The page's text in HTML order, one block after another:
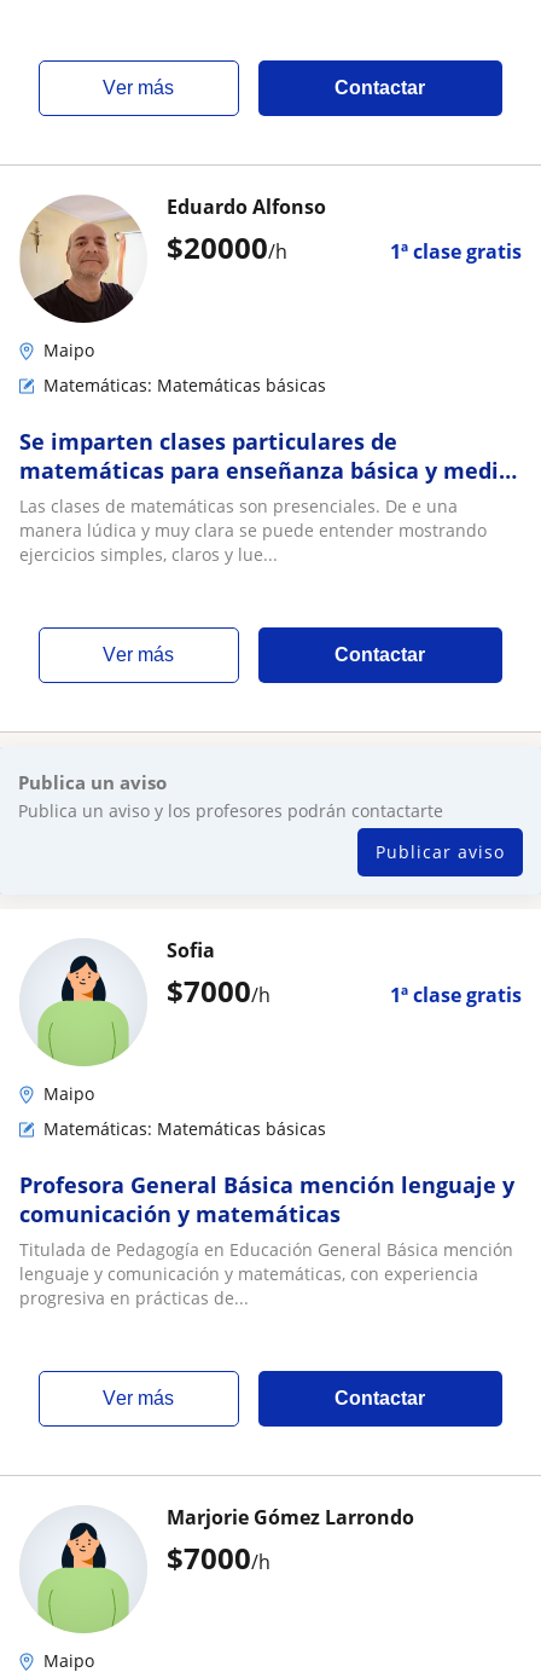
ver más Contactar
$20000/h 1ª clase gratis
Eduardo Alfonso
Maipo
Matemáticas: Matemáticas básicas
Se imparten clases particulares de
matemáticas para enseñanza básica y media
a domicilio u online. San Bernardo, Calera de
Tango
Las clases de matemáticas son presenciales. De e una
manera lúdica y muy clara se puede entender mostrando
ejercicios simples, claros y lue...
ver más Contactar
Publica un aviso
Publica un aviso y los profesores podrán contactarte
Publicar aviso
$7000/h 1ª clase gratis
Sofia
Maipo
Matemáticas: Matemáticas básicas
Profesora General Básica mención lenguaje y
comunicación y matemáticas
Titulada de Pedagogía en Educación General Básica mención
lenguaje y comunicación y matemáticas, con experiencia
progresiva en prácticas de...
ver más Contactar
$7000/h
Marjorie Gómez Larrondo
Maipo